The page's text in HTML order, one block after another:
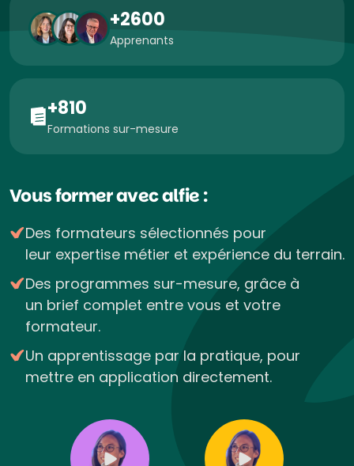
+2600
Apprenants
+810
Formations sur-mesure
Vous former avec alfie :
Des formateurs sélectionnés pour
leur expertise métier et expérience du terrain.
Des programmes sur-mesure, grâce à
un brief complet entre vous et votre
formateur.
Un apprentissage par la pratique, pour
mettre en application directement.